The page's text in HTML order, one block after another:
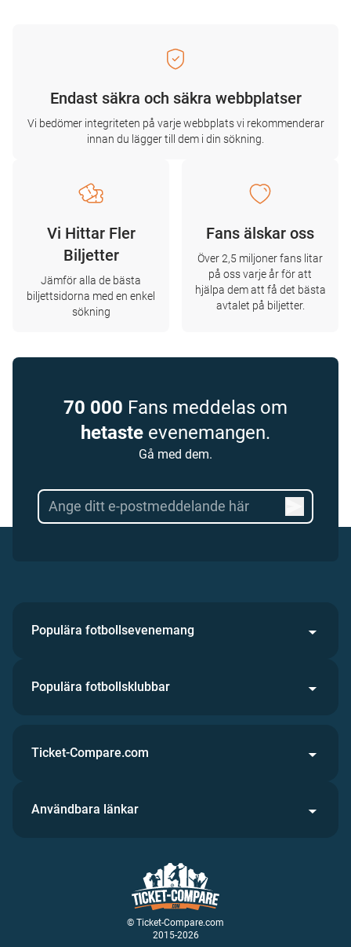
Endast säkra och säkra webbplatser
Vi bedömer integriteten på varje webbplats vi rekommenderar
innan du lägger till dem i din sökning.
Vi Hittar Fler
Biljetter
Jämför alla de bästa
biljettsidorna med en enkel
sökning
Fans älskar oss
Över 2,5 miljoner fans litar
på oss varje år för att
hjälpa dem att få det bästa
avtalet på biljetter.
70 000 Fans meddelas om
hetaste evenemangen.
Gå med dem.
Populära fotbollsevenemang
Populära fotbollsklubbar
© Ticket-Compare.com
2015-2026
Ticket-Compare.com
Användbara länkar